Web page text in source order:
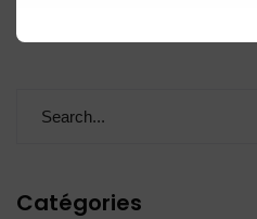
Catégories